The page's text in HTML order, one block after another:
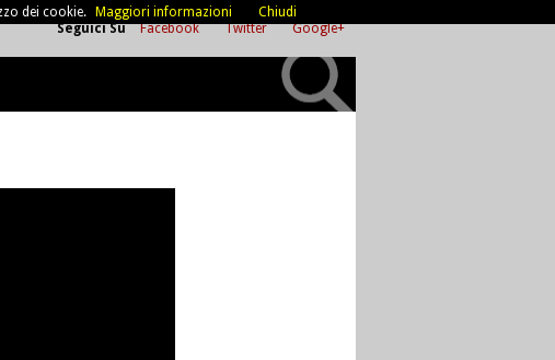
Seguici Su Facebook Twitter Google+
dei cookie. Maggiori informazioni Chiudi